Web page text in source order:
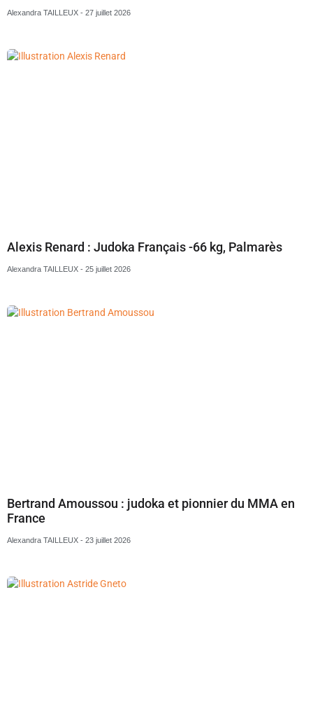
Alexandra TAILLEUX 27 juillet 2026
Alexis Renard : Judoka Français -66 kg, Palmarès
Alexandra TAILLEUX 25 juillet 2026
Bertrand Amoussou : judoka et pionnier du MMA en
France
Alexandra TAILLEUX 23 juillet 2026